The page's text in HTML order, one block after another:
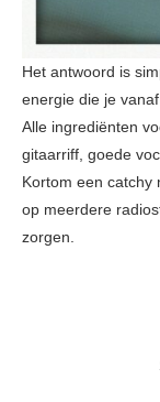
Het antwoord is
energie die je
Alle ingrediënten
gitaarriff, goede
Kortom een catchy
op meerdere
zorgen.